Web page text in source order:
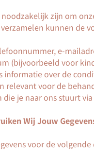
zijn om
kunnen de
e-
(bijvoorbeeld voor
informatie over de
relevant voor de
je naar ons stuurt
Wij Jouw
voor de